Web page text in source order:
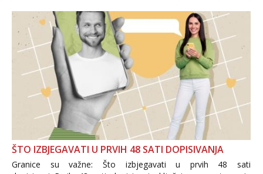
ŠTO IZBJEGAVATI U PRVIH 48 SATI DOPISIVANJA
Granice su važne: Što izbjegavati u prvih 48 sati